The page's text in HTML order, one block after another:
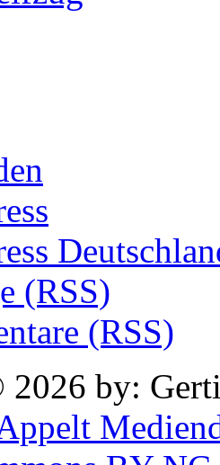
(RSS)
(RSS)
by: